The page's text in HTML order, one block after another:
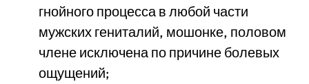
гнойного процесса в любой части
мужских гениталий, мошонке, половом
члене исключена по причине болевых
ощущений;